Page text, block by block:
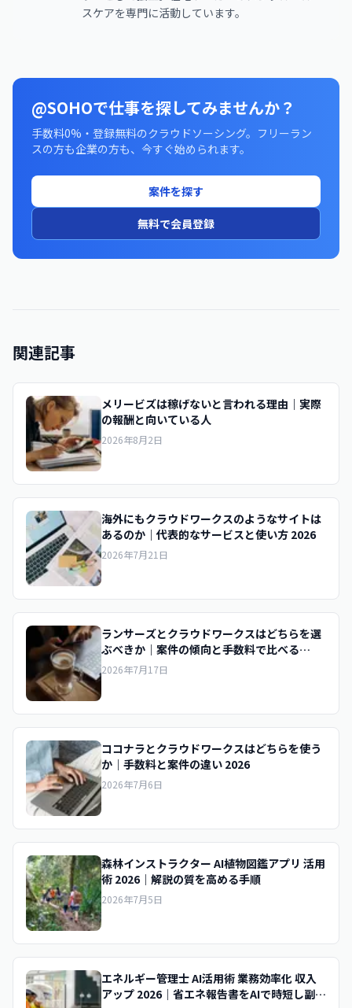
スケアを専門に活動しています。
@SOHOで仕事を探してみませんか？
手数料0%・登録無料のクラウドソーシング。フリーラン
スの方も企業の方も、今すぐ始められます。
案件を探す
無料で会員登録
関連記事
メリービズは稼げないと言われる理由｜実際
の報酬と向いている人
2026年8月2日
海外にもクラウドワークスのようなサイトは
あるのか｜代表的なサービスと使い方 2026
2026年7月21日
ランサーズとクラウドワークスはどちらを選
ぶべきか｜案件の傾向と手数料で比べる
2026
2026年7月17日
ココナラとクラウドワークスはどちらを使う
か｜手数料と案件の違い 2026
2026年7月6日
森林インストラクター AI植物図鑑アプリ 活用
術 2026｜解説の質を高める手順
2026年7月5日
エネルギー管理士 AI活用術 業務効率化 収入
アップ 2026｜省エネ報告書をAIで時短し副業